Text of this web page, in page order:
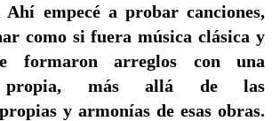
empecé a probar canciones,
como si fuera música clásica y
formaron arreglos con una
propia, más allá de las
y armonías de esas obras.